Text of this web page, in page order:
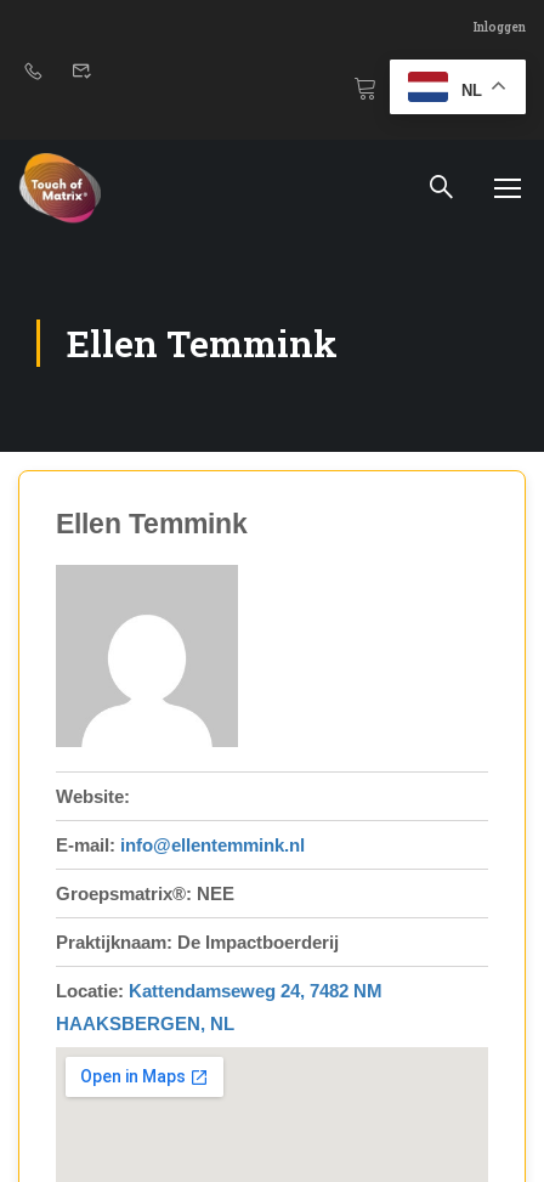
Inloggen
NL
Ellen Temmink
Ellen Temmink
Website:
E-mail: info@ellentemmink.nl
Groepsmatrix®: NEE
Praktijknaam: De Impactboerderij
Locatie: Kattendamseweg 24, 7482 NM
HAAKSBERGEN, NL